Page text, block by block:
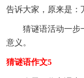
告诉大家，原来是
猜谜语活动一步
意义。
猜谜语作文5